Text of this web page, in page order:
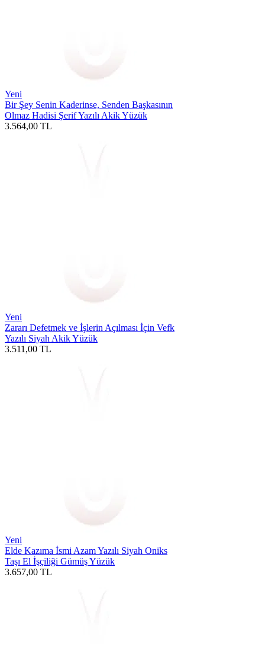
Yeni
Bir Şey Senin Kaderinse, Senden Başkasının
Olmaz Hadisi Şerif Yazılı Akik Yüzük
3.564,00 TL
Yeni
Zararı Defetmek ve İşlerin Açılması İçin Vefk
Yazılı Siyah Akik Yüzük
3.511,00 TL
Yeni
Elde Kazıma İsmi Azam Yazılı Siyah Oniks
Taşı El İşçiliği Gümüş Yüzük
3.657,00 TL